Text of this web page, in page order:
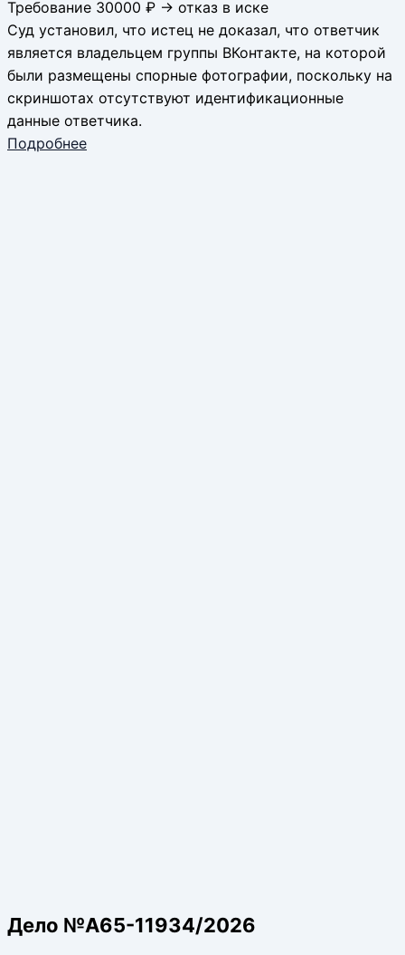
Требование 30000 ₽ → отказ в иске
Суд установил, что истец не доказал, что ответчик
является владельцем группы ВКонтакте, на которой
были размещены спорные фотографии, поскольку на
скриншотах отсутствуют идентификационные
данные ответчика.
Подробнее
Дело №А65-11934/2026